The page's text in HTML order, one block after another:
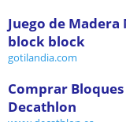
Juego de
block block
gotilandia.com
Comprar
Decathlon